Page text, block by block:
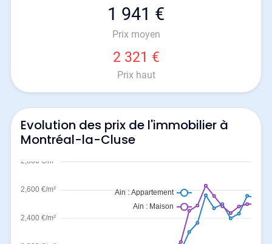
1 941 €
Prix moyen
2 321 €
Prix haut
Evolution des prix de l'immobilier à
Montréal-la-Cluse